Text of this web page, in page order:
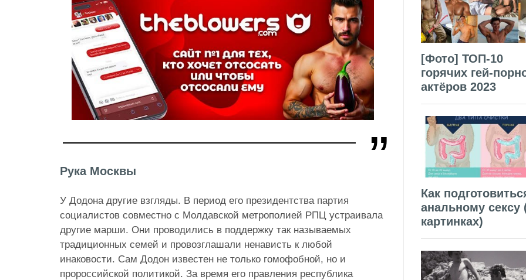
Рука Москвы
У Додона другие взгляды. В период его президентства партия
социалистов совместно с Молдавской метрополией РПЦ устраивала
другие марши. Они проводились в поддержку так называемых
традиционных семей и провозглашали ненависть к любой
инаковости. Сам Додон известен не только гомофобной, но и
пророссийской политикой. За время его правления республика
[Фото] ТОП-10
горячих гей-
актёров 2023
Как
анальному сексу
картинках)